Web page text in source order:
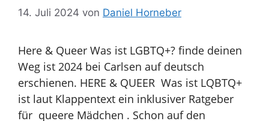
14. Juli 2024 von Daniel Horneber
Here & Queer Was ist LGBTQ+? finde deinen
Weg ist 2024 bei Carlsen auf deutsch
erschienen. HERE & QUEER Was ist LQBTQ+
ist laut Klappentext ein inklusiver Ratgeber
für queere Mädchen . Schon auf den